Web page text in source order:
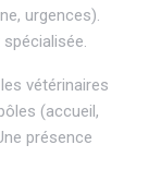
urgences).
vétérinaires
(accueil,
présence